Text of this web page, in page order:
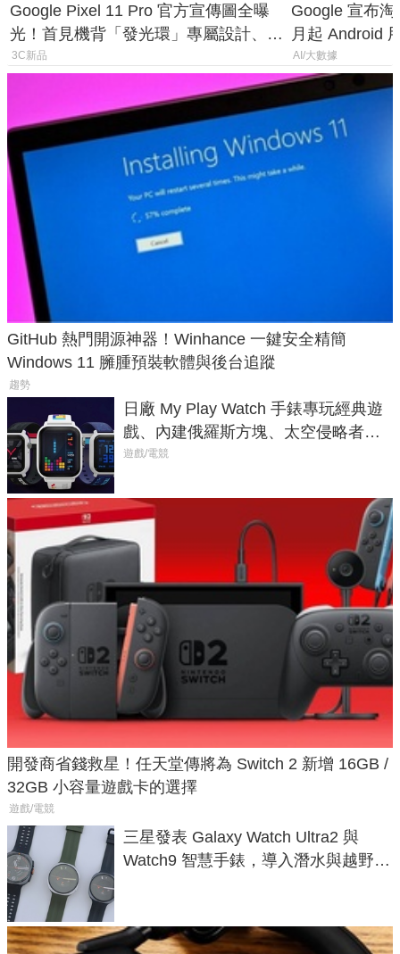
Google Pixel 11 Pro 官方宣傳圖全曝
光！首見機背「發光環」專屬設計、
120 倍變焦挑戰攝影極限
3C新品
Google 宣布
月起 Android
AI/大數據
GitHub 熱門開源神器！Winhance 一鍵安全精簡
Windows 11 臃腫預裝軟體與後台追蹤
趨勢
日廠 My Play Watch 手錶專玩經典遊
戲、內建俄羅斯方塊、太空侵略者，
不過竟然不能連手機？
遊戲/電競
開發商省錢救星！任天堂傳將為 Switch 2 新增 16GB /
32GB 小容量遊戲卡的選擇
遊戲/電競
三星發表 Galaxy Watch Ultra2 與
Watch9 智慧手錶，導入潛水與越野跑